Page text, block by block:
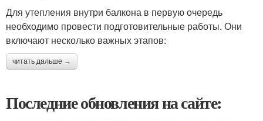
Для утепления внутри балкона в первую очередь
необходимо провести подготовительные работы. Они
включают несколько важных этапов:
читать дальше →
Последние обновления на сайте: